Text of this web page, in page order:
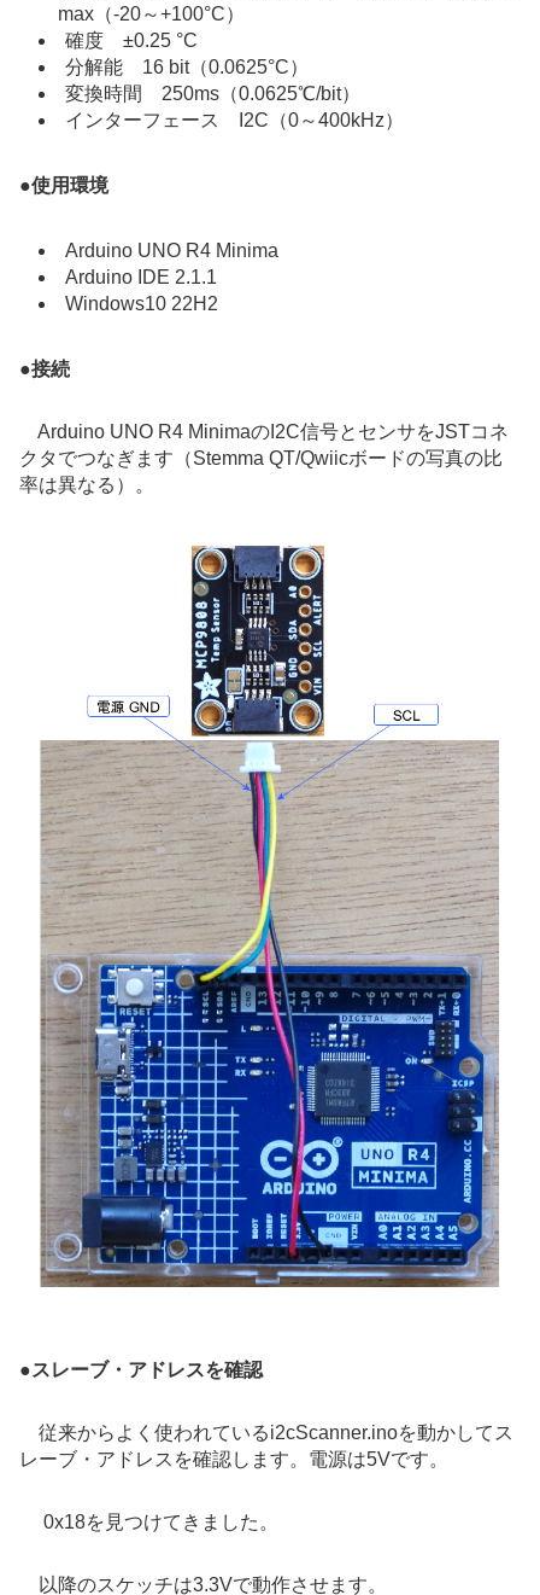
max（-20～+100°C）
確度 ±0.25 °C
分解能 16 bit（0.0625°C）
変換時間 250ms（0.0625℃/bit）
インターフェース I2C（0～400kHz）
●使用環境
Arduino UNO R4 Minima
Arduino IDE 2.1.1
Windows10 22H2
●接続
Arduino UNO R4 MinimaのI2C信号とセンサをJSTコネ
クタでつなぎます（Stemma QT/Qwiicボードの写真の比
率は異なる）。
●スレーブ・アドレスを確認
従来からよく使われているi2cScanner.inoを動かしてス
レーブ・アドレスを確認します。電源は5Vです。
0x18を見つけてきました。
以降のスケッチは3.3Vで動作させます。